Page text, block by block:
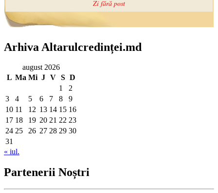
Arhiva Altarulcredinței.md
august 2026
L Ma Mi J V S D
1
2
3
4 5 6 7 8
9
10 11 12 13 14 15 16
17 18 19 20 21 22 23
24 25 26 27 28 29 30
31
« iul.
Partenerii Noștri